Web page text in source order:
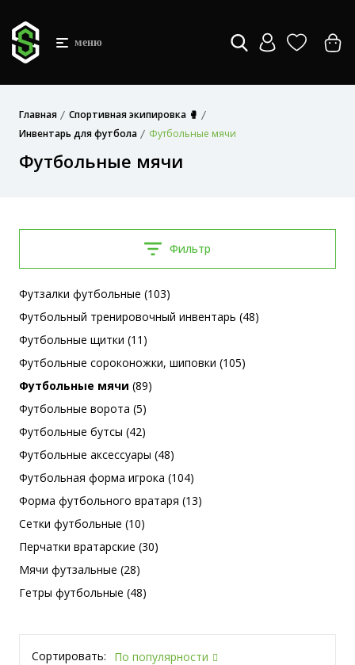
меню
Главная
Спортивная экипировка 🥊
Инвентарь для футбола
Футбольные мячи
Футбольные мячи
Фильтр
Футзалки футбольные (103)
Футбольный тренировочный инвентарь (48)
Футбольные щитки (11)
Футбольные сороконожки, шиповки (105)
Футбольные мячи (89)
Футбольные ворота (5)
Футбольные бутсы (42)
Футбольные аксессуары (48)
Футбольная форма игрока (104)
Форма футбольного вратаря (13)
Сетки футбольные (10)
Перчатки вратарские (30)
Мячи футзальные (28)
Гетры футбольные (48)
Сортировать: По популярности